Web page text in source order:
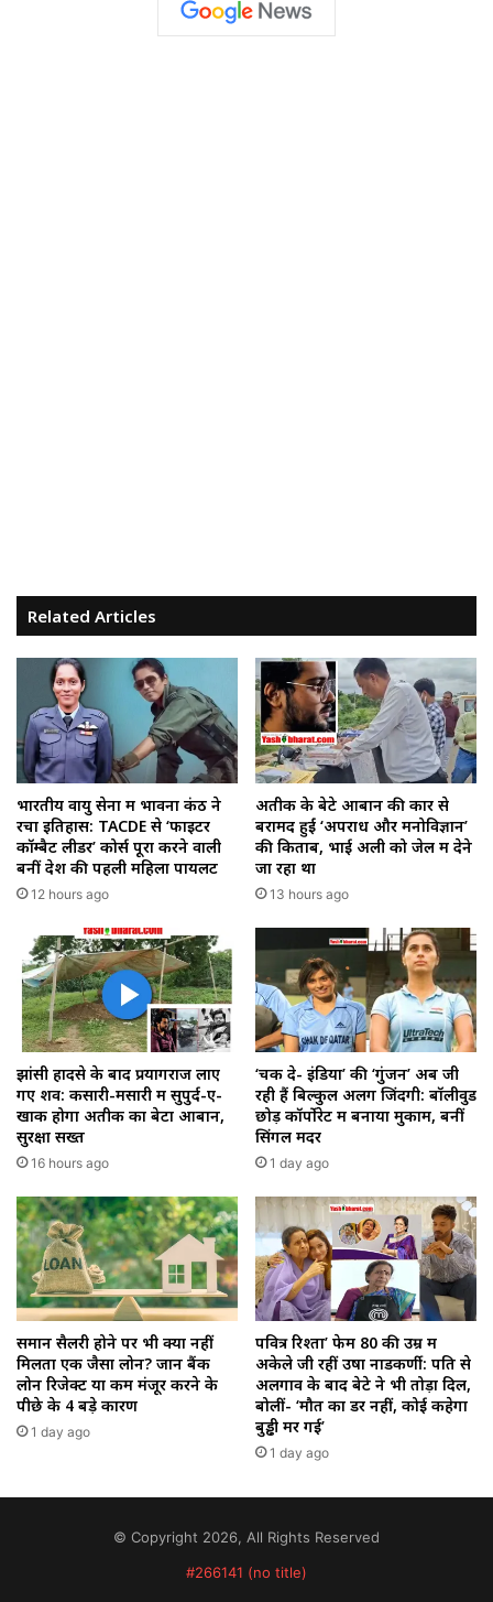
Related Articles
भारतीय वायु सेना में भावना कंठ ने
रचा इतिहास: TACDE से ‘फाइटर
कॉम्बैट लीडर’ कोर्स पूरा करने वाली
बनीं देश की पहली महिला पायलट
12 hours ago
अतीक के बेटे आबान की कार से
बरामद हुईं ‘अपराध और मनोविज्ञान’
की किताबें, भाई अली को जेल में देने
जा रहा था
13 hours ago
झांसी हादसे के बाद प्रयागराज लाए
गए शव: कसारी-मसारी में सुपुर्द-ए-
खाक होगा अतीक का बेटा आबान,
सुरक्षा सख्त
16 hours ago
‘चक दे- इंडिया’ की ‘गुंजन’ अब जी
रही हैं बिल्कुल अलग जिंदगी: बॉलीवुड
छोड़ कॉर्पोरेट में बनाया मुकाम, बनीं
सिंगल मदर
1 day ago
समान सैलरी होने पर भी क्यों नहीं
मिलता एक जैसा लोन? जानें बैंक
लोन रिजेक्ट या कम मंजूर करने के
पीछे के 4 बड़े कारण
1 day ago
पवित्र रिश्ता’ फेम 80 की उम्र में
अकेले जी रहीं उषा नाडकर्णी: पति से
अलगाव के बाद बेटे ने भी तोड़ा दिल,
बोलीं- ‘मौत का डर नहीं, कोई कहेगा
बुड्ढी मर गई’
1 day ago
© Copyright 2026, All Rights Reserved
#266141 (no title)